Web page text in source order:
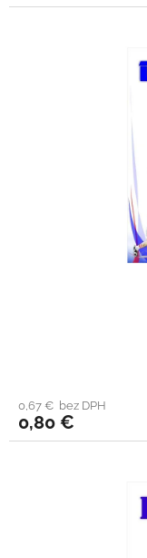
0,67 € bez DPH
0,80 €